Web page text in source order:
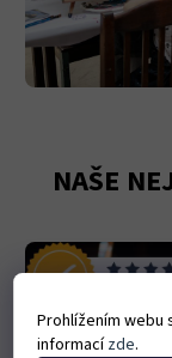
NAŠE
Prohlížením webu
informacízde.